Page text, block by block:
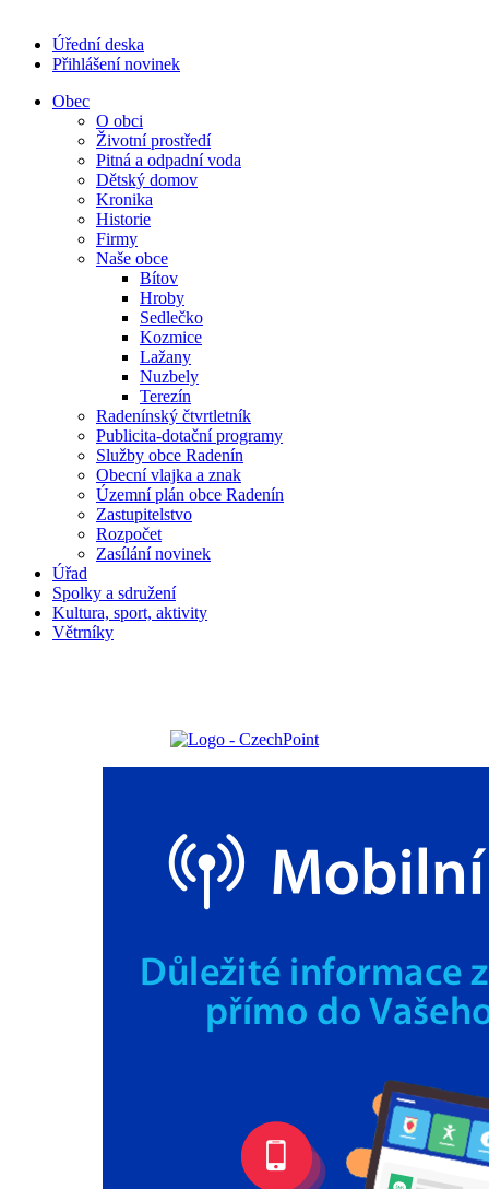
Úřední deska
Přihlášení novinek
Obec
O obci
Životní prostředí
Pitná a odpadní voda
Dětský domov
Kronika
Historie
Firmy
Naše obce
Bítov
Hroby
Sedlečko
Kozmice
Lažany
Nuzbely
Terezín
Radenínský čtvrtletník
Publicita-dotační programy
Služby obce Radenín
Obecní vlajka a znak
Územní plán obce Radenín
Zastupitelstvo
Rozpočet
Zasílání novinek
Úřad
Spolky a sdružení
Kultura, sport, aktivity
Větrníky